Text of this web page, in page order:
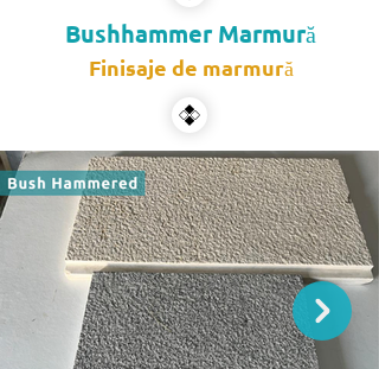
Bushhammer Marmură
Finisaje de marmură